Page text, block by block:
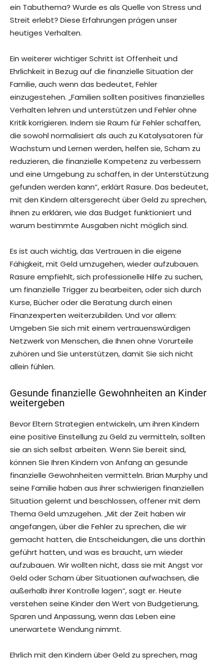
ein Tabuthema? Wurde es als Quelle von Stress und
Streit erlebt? Diese Erfahrungen prägen unser
heutiges Verhalten.
Ein weiterer wichtiger Schritt ist Offenheit und
Ehrlichkeit in Bezug auf die finanzielle Situation der
Familie, auch wenn das bedeutet, Fehler
einzugestehen. „Familien sollten positives finanzielles
Verhalten lehren und unterstützen und Fehler ohne
Kritik korrigieren. Indem sie Raum für Fehler schaffen,
die sowohl normalisiert als auch zu Katalysatoren für
Wachstum und Lernen werden, helfen sie, Scham zu
reduzieren, die finanzielle Kompetenz zu verbessern
und eine Umgebung zu schaffen, in der Unterstützung
gefunden werden kann“, erklärt Rasure. Das bedeutet,
mit den Kindern altersgerecht über Geld zu sprechen,
ihnen zu erklären, wie das Budget funktioniert und
warum bestimmte Ausgaben nicht möglich sind.
Es ist auch wichtig, das Vertrauen in die eigene
Fähigkeit, mit Geld umzugehen, wieder aufzubauen.
Rasure empfiehlt, sich professionelle Hilfe zu suchen,
um finanzielle Trigger zu bearbeiten, oder sich durch
Kurse, Bücher oder die Beratung durch einen
Finanzexperten weiterzubilden. Und vor allem:
Umgeben Sie sich mit einem vertrauenswürdigen
Netzwerk von Menschen, die Ihnen ohne Vorurteile
zuhören und Sie unterstützen, damit Sie sich nicht
allein fühlen.
Gesunde finanzielle Gewohnheiten an Kinder
weitergeben
Bevor Eltern Strategien entwickeln, um ihren Kindern
eine positive Einstellung zu Geld zu vermitteln, sollten
sie an sich selbst arbeiten. Wenn Sie bereit sind,
können Sie Ihren Kindern von Anfang an gesunde
finanzielle Gewohnheiten vermitteln. Brian Murphy und
seine Familie haben aus ihrer schwierigen finanziellen
Situation gelernt und beschlossen, offener mit dem
Thema Geld umzugehen. „Mit der Zeit haben wir
angefangen, über die Fehler zu sprechen, die wir
gemacht hatten, die Entscheidungen, die uns dorthin
geführt hatten, und was es braucht, um wieder
aufzubauen. Wir wollten nicht, dass sie mit Angst vor
Geld oder Scham über Situationen aufwachsen, die
außerhalb ihrer Kontrolle lagen“, sagt er. Heute
verstehen seine Kinder den Wert von Budgetierung,
Sparen und Anpassung, wenn das Leben eine
unerwartete Wendung nimmt.
Ehrlich mit den Kindern über Geld zu sprechen, mag